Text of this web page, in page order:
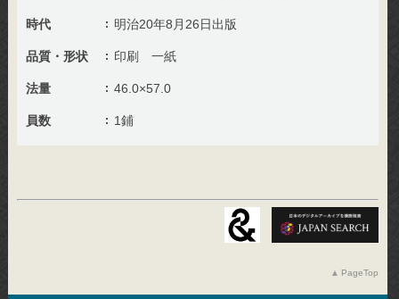
時代 明治20年8月26日出版
品質・形状 印刷 一紙
法量 46.0×57.0
員数 1鋪
PageTop